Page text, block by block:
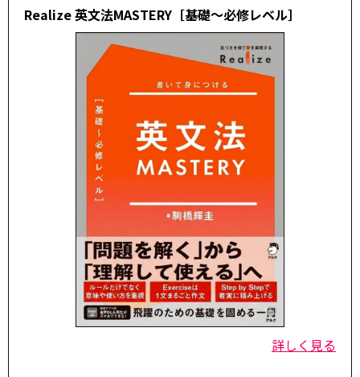
Realize 英文法MASTERY［基礎～必修レベル］
詳しく見る